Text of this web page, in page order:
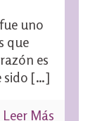
uno
que
es
sido […]
Leer Más